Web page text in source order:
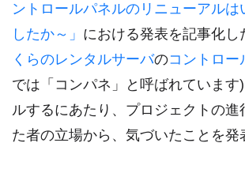
ントロールパネルのリニューアルは
したか～」 における発表を記事化し
くらのレンタルサーバのコントロー
では「コンパネ」と呼ばれています
ルするにあたり、プロジェクトの進
た者の立場から、気づいたことを発